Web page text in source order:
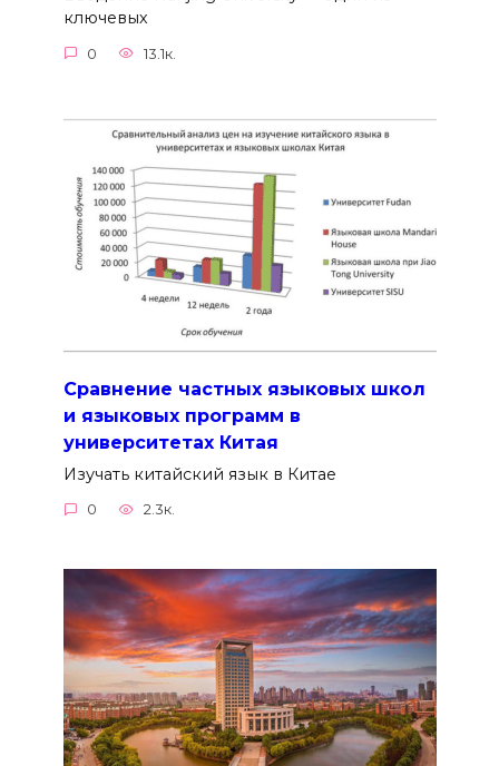
ключевых
0 13.1к.
Сравнение частных языковых школ
и языковых программ в
университетах Китая
Изучать китайский язык в Китае
0 2.3к.